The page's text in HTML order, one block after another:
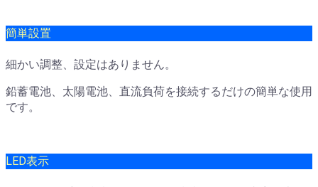
簡単設置
細かい調整、設定はありません。
鉛蓄電池、太陽電池、直流負荷を接続するだけの簡単な使用
です。
LED表示